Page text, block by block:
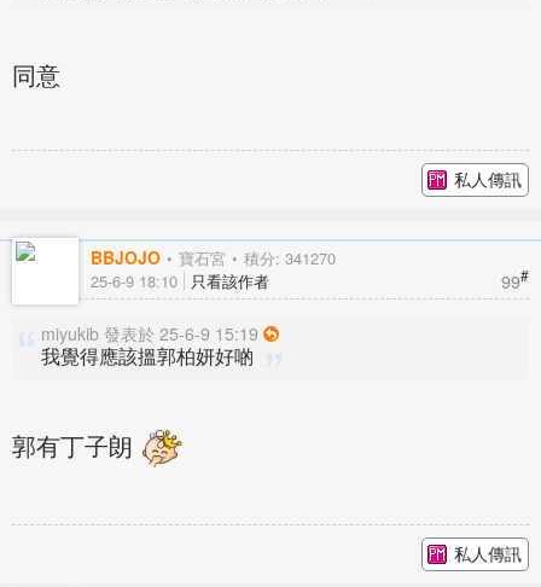
同意
私人傳訊
BBJOJO 寶石宮 積分: 341270
99#
25-6-9 18:10 只看該作者
miyukib 發表於 25-6-9 15:19
我覺得應該搵郭柏妍好啲
郭有丁子朗
私人傳訊